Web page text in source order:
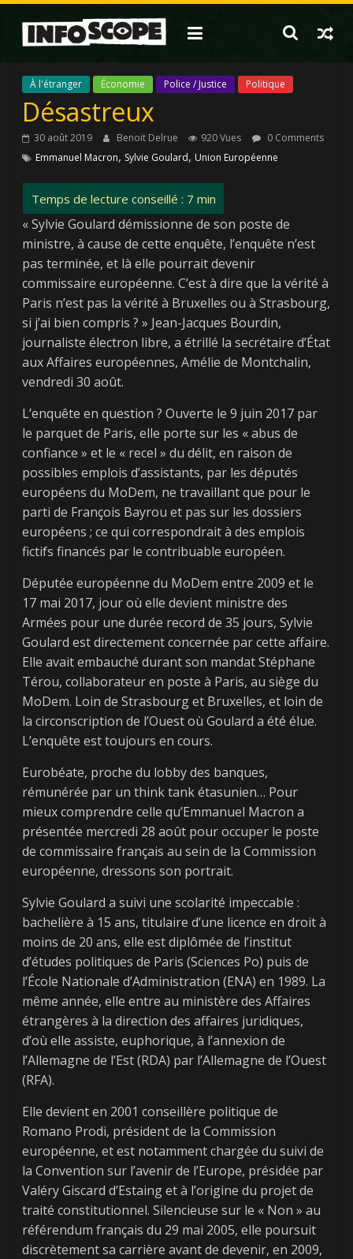
Passer
contenu
À l'étranger Économie Police / Justice Politique
Désastreux
30 août 2019 Benoit Delrue 920 Vues
0 Comments
Emmanuel Macron, Sylvie Goulard, Union Européenne
« Sylvie Goulard démissionne de son poste de
ministre, à cause de cette enquête, l’enquête n’est
pas terminée, et là elle pourrait devenir
commissaire européenne. C’est à dire que la vérité à
Paris n’est pas la vérité à Bruxelles ou à Strasbourg,
si j’ai bien compris ? » Jean-Jacques Bourdin,
journaliste électron libre, a étrillé la secrétaire d’État
aux Affaires européennes, Amélie de Montchalin,
vendredi 30 août.
L’enquête en question ? Ouverte le 9 juin 2017 par
le parquet de Paris, elle porte sur les « abus de
confiance » et le « recel » du délit, en raison de
possibles emplois d’assistants, par les députés
européens du MoDem, ne travaillant que pour le
parti de François Bayrou et pas sur les dossiers
européens ; ce qui correspondrait à des emplois
fictifs financés par le contribuable européen.
Députée européenne du MoDem entre 2009 et le
17 mai 2017, jour où elle devient ministre des
Armées pour une durée record de 35 jours, Sylvie
Goulard est directement concernée par cette affaire.
Elle avait embauché durant son mandat Stéphane
Térou, collaborateur en poste à Paris, au siège du
MoDem. Loin de Strasbourg et Bruxelles, et loin de
la circonscription de l’Ouest où Goulard a été élue.
L’enquête est toujours en cours.
Eurobéate, proche du lobby des banques,
rémunérée par un think tank étasunien… Pour
mieux comprendre celle qu’Emmanuel Macron a
présentée mercredi 28 août pour occuper le poste
de commissaire français au sein de la Commission
européenne, dressons son portrait.
Sylvie Goulard a suivi une scolarité impeccable :
bachelière à 15 ans, titulaire d’une licence en droit à
moins de 20 ans, elle est diplômée de l’institut
d’études politiques de Paris (Sciences Po) puis de
l’École Nationale d’Administration (ENA) en 1989. La
même année, elle entre au ministère des Affaires
étrangères à la direction des affaires juridiques,
d’où elle assiste, euphorique, à l’annexion de
l’Allemagne de l’Est (RDA) par l’Allemagne de l’Ouest
(RFA).
Elle devient en 2001 conseillère politique de
Romano Prodi, président de la Commission
européenne, et est notamment chargée du suivi de
la Convention sur l’avenir de l’Europe, présidée par
Valéry Giscard d’Estaing et à l’origine du projet de
traité constitutionnel. Silencieuse sur le « Non » au
référendum français du 29 mai 2005, elle poursuit
discrètement sa carrière avant de devenir, en 2009,